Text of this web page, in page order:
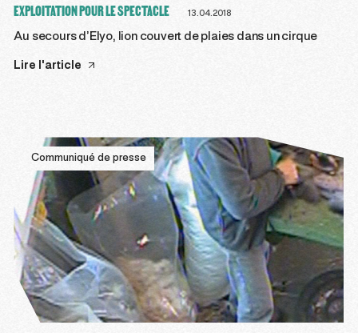
EXPLOITATION POUR LE SPECTACLE 13.04.2018
Au secours d’Elyo, lion couvert de plaies dans un cirque
Lire l'article
Communiqué de presse